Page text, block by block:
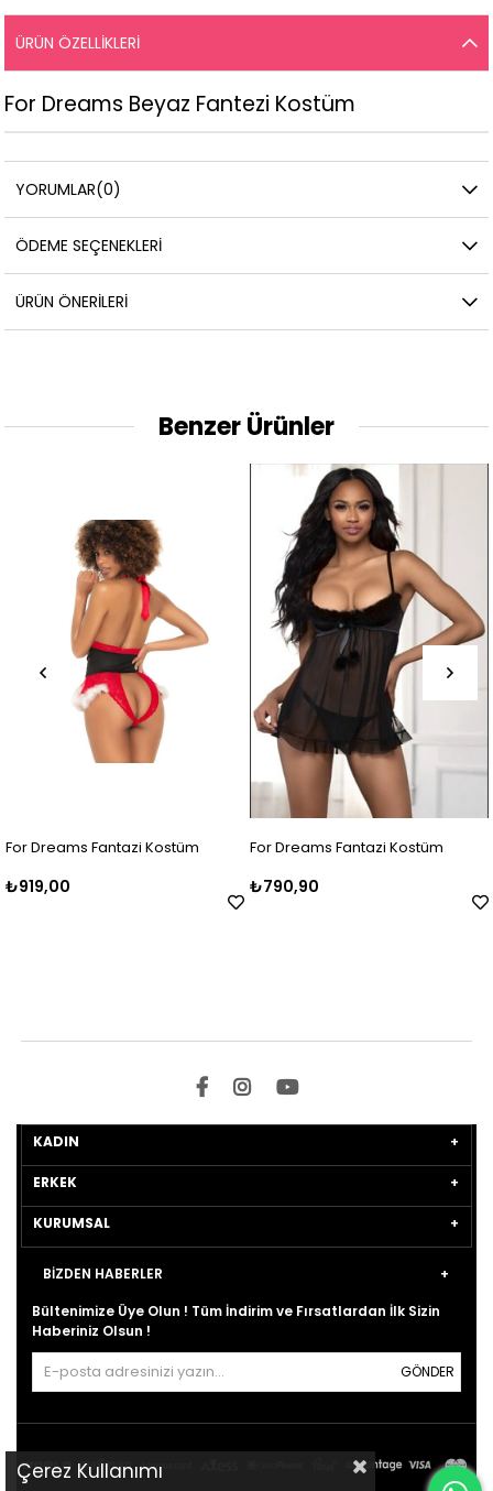
ÜRÜN ÖZELLIKLERI
For Dreams Beyaz Fantezi Kostüm
YORUMLAR(0)
ÖDEME SEÇENEKLERI
ÜRÜN ÖNERILERI
Benzer Ürünler
For Dreams Fantazi Kostüm
₺919,00
For Dreams Fantazi Kostüm
₺790,90
KADIN
ERKEK
KURUMSAL
BİZDEN HABERLER
Bültenimize Üye Olun ! Tüm İndirim ve Fırsatlardan İlk Sizin
Haberiniz Olsun !
GÖNDER
Çerez Kullanımı